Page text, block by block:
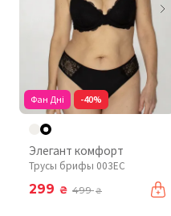
Фан Дні -40%
Элегант комфорт
Трусы брифы 003EC
299 ₴ 499₴